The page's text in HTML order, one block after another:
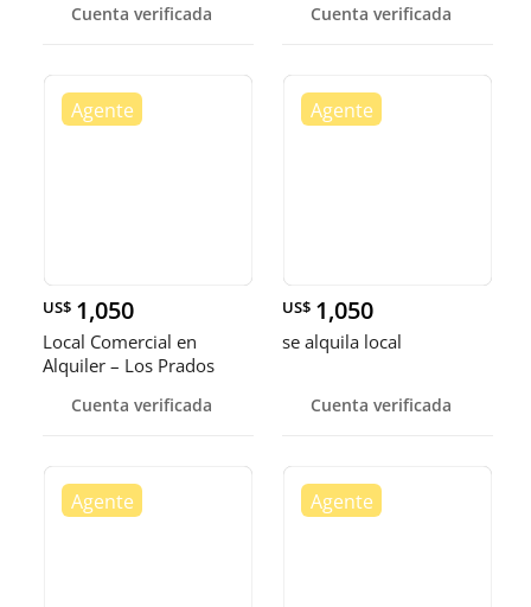
Cuenta verificada Cuenta verificada
US$ 1,050
Local Comercial en
Alquiler – Los Prados
Cuenta verificada
US$ 1,050
se alquila local
Cuenta verificada